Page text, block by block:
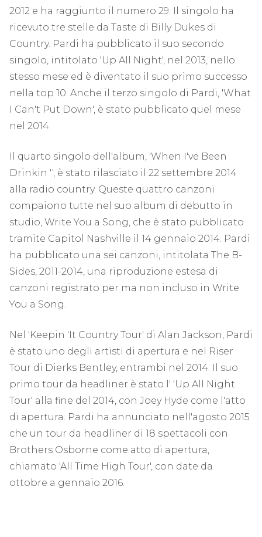
2012 e ha raggiunto il numero 29. Il singolo ha
ricevuto tre stelle da Taste di Billy Dukes di
Country. Pardi ha pubblicato il suo secondo
singolo, intitolato 'Up All Night', nel 2013, nello
stesso mese ed è diventato il suo primo successo
nella top 10. Anche il terzo singolo di Pardi, 'What
I Can't Put Down', è stato pubblicato quel mese
nel 2014.
Il quarto singolo dell'album, 'When I've Been
Drinkin '', è stato rilasciato il 22 settembre 2014
alla radio country. Queste quattro canzoni
compaiono tutte nel suo album di debutto in
studio, Write You a Song, che è stato pubblicato
tramite Capitol Nashville il 14 gennaio 2014. Pardi
ha pubblicato una sei canzoni, intitolata The B-
Sides, 2011-2014, una riproduzione estesa di
canzoni registrato per ma non incluso in Write
You a Song.
Nel 'Keepin 'It Country Tour' di Alan Jackson, Pardi
è stato uno degli artisti di apertura e nel Riser
Tour di Dierks Bentley, entrambi nel 2014. Il suo
primo tour da headliner è stato l' 'Up All Night
Tour' alla fine del 2014, con Joey Hyde come l'atto
di apertura. Pardi ha annunciato nell'agosto 2015
che un tour da headliner di 18 spettacoli con
Brothers Osborne come atto di apertura,
chiamato 'All Time High Tour', con date da
ottobre a gennaio 2016.